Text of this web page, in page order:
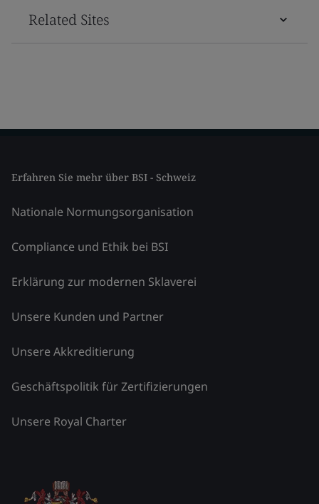
Related Sites
Erfahren Sie mehr über BSI - Schweiz
Nationale Normungsorganisation
Compliance und Ethik bei BSI
Erklärung zur modernen Sklaverei
Unsere Kunden und Partner
Unsere Akkreditierung
Geschäftspolitik für Zertifizierungen
Unsere Royal Charter